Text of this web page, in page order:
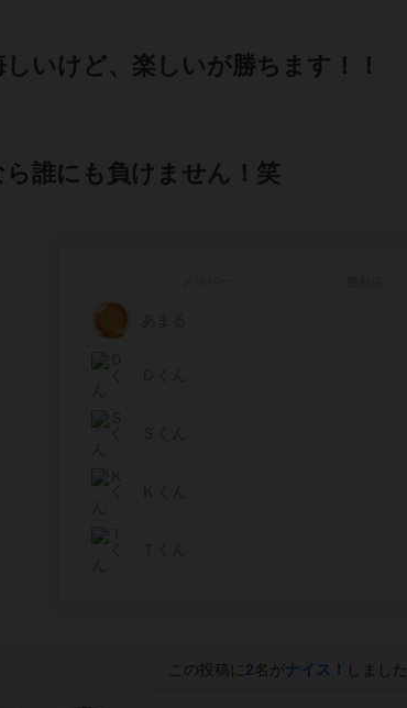
いけど、楽しいが勝ちます！！
誰にも負けません！笑
この投稿に 2名がナイス！ しました